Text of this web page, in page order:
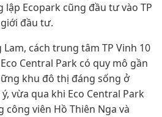
lập Ecopark cũng đầu tư vào TP
đầu tư.
cách trung tâm TP Vinh 10
Central Park có quy mô gần
khu đô thị đáng sống ở
vừa qua khi Eco Central Park
viên Hồ Thiên Nga và